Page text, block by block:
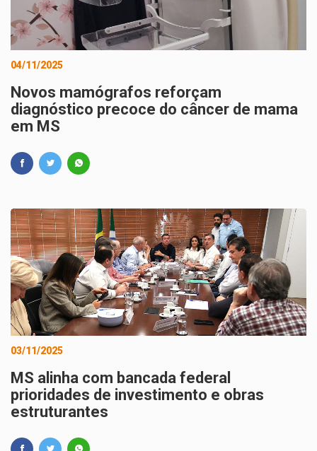
04/11/2025
Novos mamógrafos reforçam
diagnóstico precoce do câncer de mama
em MS
03/11/2025
MS alinha com bancada federal
prioridades de investimento e obras
estruturantes